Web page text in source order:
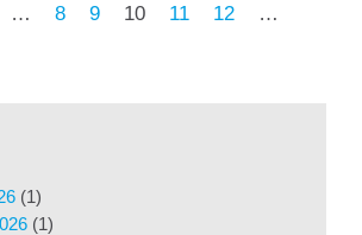
8 9 10 11 12
(1)
(1)